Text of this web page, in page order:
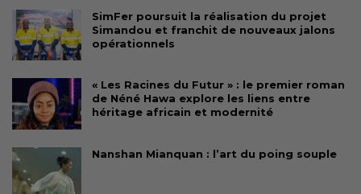
SimFer poursuit la réalisation du projet
Simandou et franchit de nouveaux jalons
opérationnels
« Les Racines du Futur » : le premier roman
de Néné Hawa explore les liens entre
héritage africain et modernité
Nanshan Mianquan : l’art du poing souple